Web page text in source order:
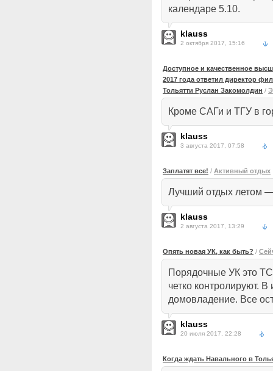
календаре 5.10.
klauss
2 октября 2017, 15:16
Доступное и качественное
2017 года ответил директор
Тольятти Руслан Закомолдин /
Кроме САГи и ТГУ в
klauss
3 августа 2017, 07:58
Заплатят все! / Активный отдых
Лучший отдых летом
klauss
2 августа 2017, 13:29
Опять новая УК, как быть? /
Порядочные УК это
четко контролируют.
домовладение. Все
klauss
20 июля 2017, 22:28
Когда ждать Навального в